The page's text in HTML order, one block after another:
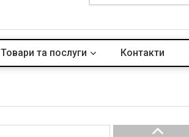
Товари та послуги Контакти